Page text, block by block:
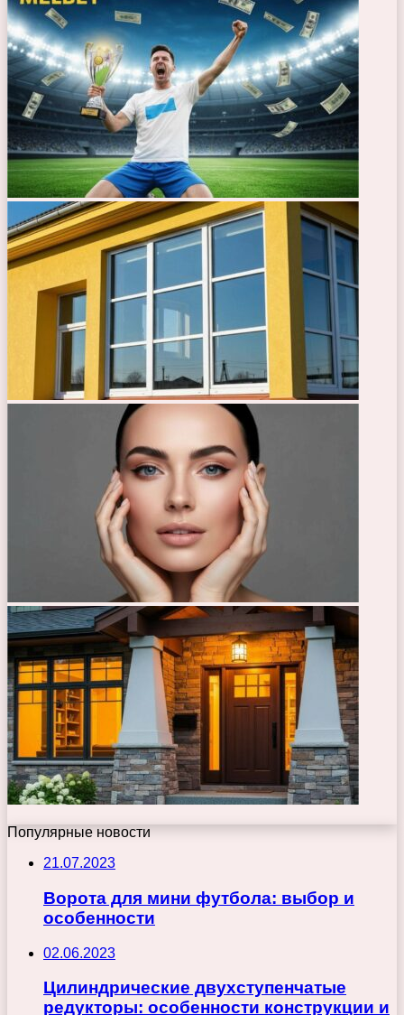
Популярные новости
21.07.2023
Ворота для мини футбола: выбор и
особенности
02.06.2023
Цилиндрические двухступенчатые
редукторы: особенности конструкции и